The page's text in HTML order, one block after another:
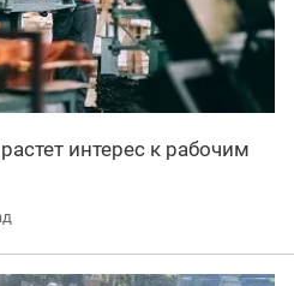
интерес к рабочим